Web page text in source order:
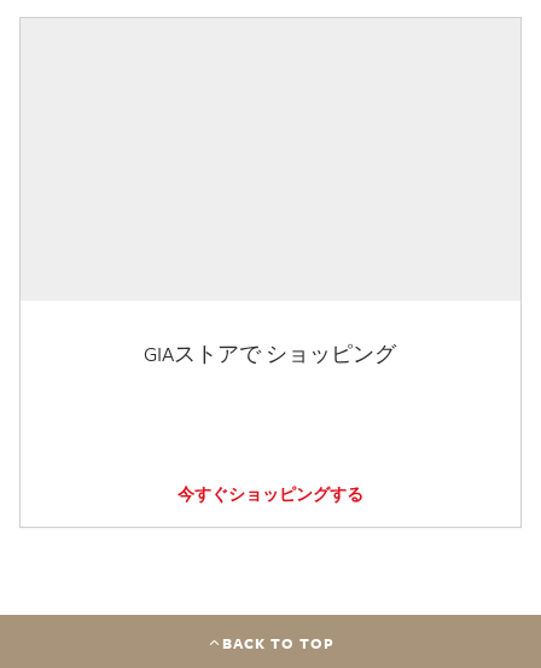
GIAストアで ショッピング
今すぐショッピングする
BACK TO TOP